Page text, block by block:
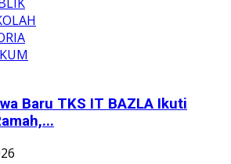
Baru TKS IT BAZLA Ikuti